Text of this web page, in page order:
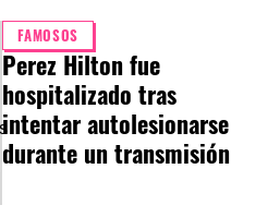
FAMOSOS
Perez Hilton fue
hospitalizado tras
intentar autolesionarse
durante un transmisión